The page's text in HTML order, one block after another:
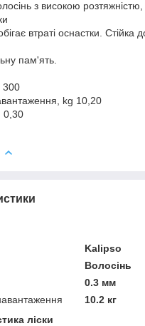
з високою
втраті оснастки. Стійка
пам'ять.
300
kg 10,20
0,30
Kalipso
Волосінь
0.3 мм
10.2 кг
ліски